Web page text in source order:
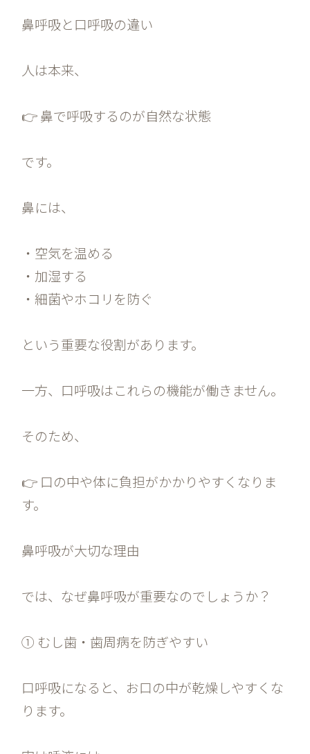
鼻呼吸と口呼吸の違い
人は本来、
👉 鼻で呼吸するのが自然な状態
です。
鼻には、
・空気を温める
・加湿する
・細菌やホコリを防ぐ
という重要な役割があります。
一方、口呼吸はこれらの機能が働きません。
そのため、
👉 口の中や体に負担がかかりやすくなりま
す。
鼻呼吸が大切な理由
では、なぜ鼻呼吸が重要なのでしょうか？
① むし歯・歯周病を防ぎやすい
口呼吸になると、お口の中が乾燥しやすくな
ります。